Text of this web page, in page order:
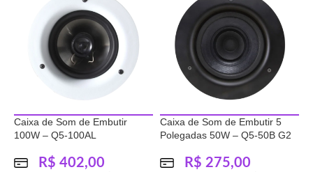
Caixa de Som de Embutir
100W – Q5-100AL
R$ 402,00
Caixa de Som de Embutir 5
Polegadas 50W – Q5-50B G2
R$ 275,00